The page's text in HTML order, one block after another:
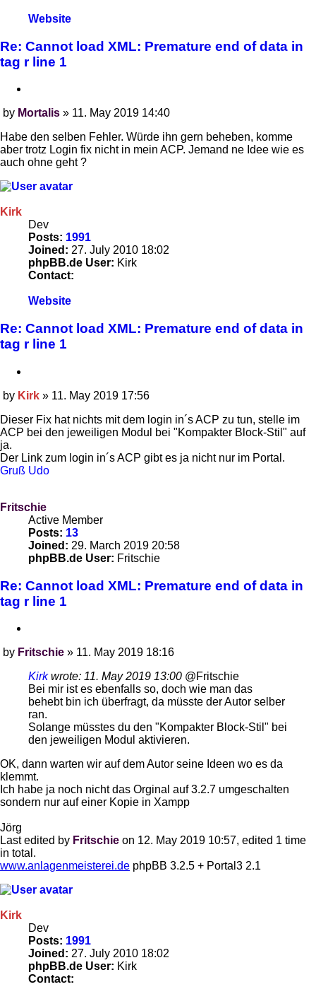
Contact
Website
Re: Cannot load XML: Premature end of data in
tag r line 1
Post
by Mortalis » 11. May 2019 14:40
Habe den selben Fehler. Würde ihn gern beheben, komme
aber trotz Login fix nicht in mein ACP. Jemand ne Idee wie es
auch ohne geht ?
Kirk
Dev
Posts: 1991
Joined: 27. July 2010 18:02
phpBB.de User: Kirk
Contact:
Contact
Website
Re: Cannot load XML: Premature end of data in
tag r line 1
Post
by Kirk » 11. May 2019 17:56
Dieser Fix hat nichts mit dem login in´s ACP zu tun, stelle im
ACP bei den jeweiligen Modul bei "Kompakter Block-Stil" auf
ja.
Der Link zum login in´s ACP gibt es ja nicht nur im Portal.
Gruß Udo
Fritschie
Active Member
Posts: 13
Joined: 29. March 2019 20:58
phpBB.de User: Fritschie
Re: Cannot load XML: Premature end of data in
tag r line 1
Post
by Fritschie » 11. May 2019 18:16
Kirkwrote: 11. May 2019 13:00 @Fritschie
Bei mir ist es ebenfalls so, doch wie man das
behebt bin ich überfragt, da müsste der Autor selber
ran.
Solange müsstes du den "Kompakter Block-Stil" bei
den jeweiligen Modul aktivieren.
OK, dann warten wir auf dem Autor seine Ideen wo es da
klemmt.
Ich habe ja noch nicht das Orginal auf 3.2.7 umgeschalten
sondern nur auf einer Kopie in Xampp
Jörg
Last edited by Fritschie on 12. May 2019 10:57, edited 1 time
in total.
www.anlagenmeisterei.de phpBB 3.2.5 + Portal3 2.1
Kirk
Dev
Posts: 1991
Joined: 27. July 2010 18:02
phpBB.de User: Kirk
Contact: